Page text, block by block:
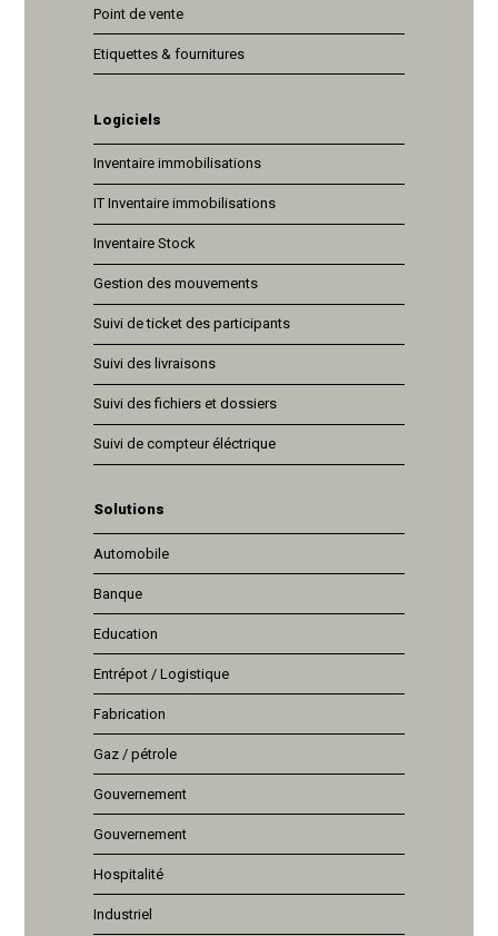
Point de vente
Etiquettes & fournitures
Logiciels
Inventaire immobilisations
IT Inventaire immobilisations
Inventaire Stock
Gestion des mouvements
Suivi de ticket des participants
Suivi des livraisons
Suivi des fichiers et dossiers
Suivi de compteur éléctrique
Solutions
Automobile
Banque
Education
Entrépot / Logistique
Fabrication
Gaz / pétrole
Gouvernement
Gouvernement
Hospitalité
Industriel